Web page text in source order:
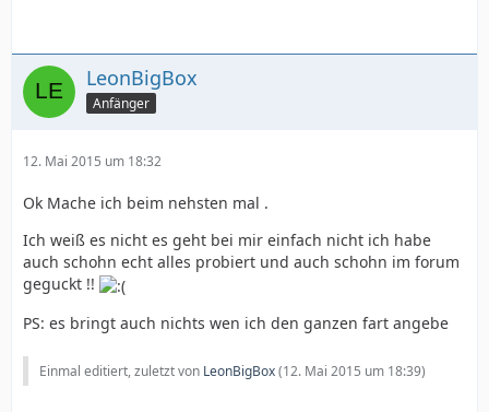
LeonBigBox
Anfänger
12. Mai 2015 um 18:32
Ok Mache ich beim nehsten mal .
Ich weiß es nicht es geht bei mir einfach nicht ich habe
auch schohn echt alles probiert und auch schohn im forum
geguckt !!
PS: es bringt auch nichts wen ich den ganzen fart angebe
Einmal editiert, zuletzt von LeonBigBox(12. Mai 2015 um 18:39)